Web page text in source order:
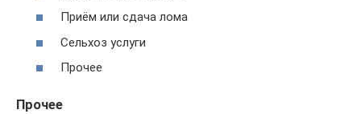
Приём или сдача лома
Сельхоз услуги
Прочее
Прочее